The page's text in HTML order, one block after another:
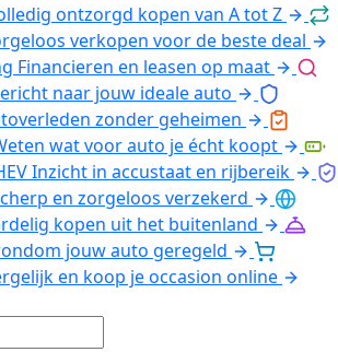
ontzorgd kopen van A tot Z
verkopen voor de beste deal
Financieren en leasen op maat
naar jouw ideale auto
zonder geheimen
wat voor auto je écht koopt
Inzicht in accustaat en rijbereik
en zorgeloos verzekerd
kopen uit het buitenland
jouw auto geregeld
en koop je occasion online